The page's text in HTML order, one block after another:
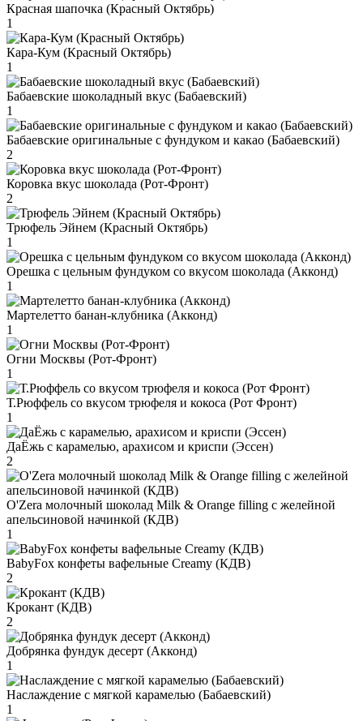
Красная шапочка (Красный Октябрь)
1
Кара-Кум (Красный Октябрь)
1
Бабаевские шоколадный вкус (Бабаевский)
1
Бабаевские оригинальные с фундуком и какао (Бабаевский)
2
Коровка вкус шоколада (Рот-Фронт)
2
Трюфель Эйнем (Красный Октябрь)
1
Орешка с цельным фундуком со вкусом шоколада (Акконд)
1
Мартелетто банан-клубника (Акконд)
1
Огни Москвы (Рот-Фронт)
1
Т.Рюффель со вкусом трюфеля и кокоса (Рот Фронт)
1
ДаЁжь с карамелью, арахисом и криспи (Эссен)
2
O'Zera молочный шоколад Milk & Orange filling с желейной
апельсиновой начинкой (КДВ)
1
BabyFox конфеты вафельные Creamy (КДВ)
2
Крокант (КДВ)
2
Добрянка фундук десерт (Акконд)
1
Наслаждение с мягкой карамелью (Бабаевский)
1